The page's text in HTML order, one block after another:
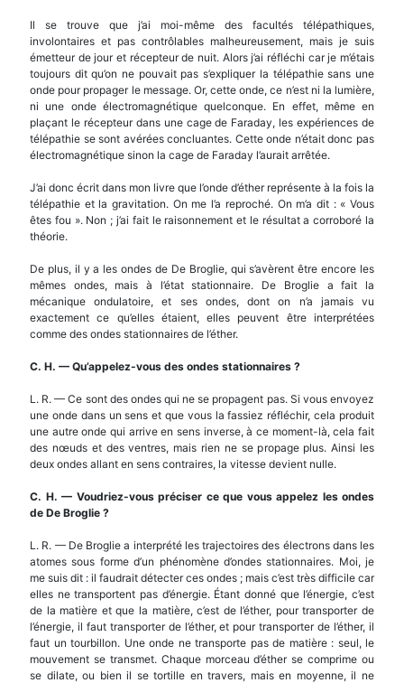
Il se trouve que j’ai moi-même des facultés télépathiques,
involontaires et pas contrôlables malheureusement, mais je suis
émetteur de jour et récepteur de nuit. Alors j’ai réfléchi car je m’étais
toujours dit qu’on ne pouvait pas s’expliquer la télépathie sans une
onde pour propager le message. Or, cette onde, ce n’est ni la lumière,
ni une onde électromagnétique quelconque. En effet, même en
plaçant le récepteur dans une cage de Faraday, les expériences de
télépathie se sont avérées concluantes. Cette onde n’était donc pas
électromagnétique sinon la cage de Faraday l’aurait arrêtée.
J’ai donc écrit dans mon livre que l’onde d’éther représente à la fois la
télépathie et la gravitation. On me l’a reproché. On m’a dit : « Vous
êtes fou ». Non ; j’ai fait le raisonnement et le résultat a corroboré la
théorie.
De plus, il y a les ondes de De Broglie, qui s’avèrent être encore les
mêmes ondes, mais à l’état stationnaire. De Broglie a fait la
mécanique ondulatoire, et ses ondes, dont on n’a jamais vu
exactement ce qu’elles étaient, elles peuvent être interprétées
comme des ondes stationnaires de l’éther.
C. H. — Qu’appelez-vous des ondes stationnaires ?
L. R. — Ce sont des ondes qui ne se propagent pas. Si vous envoyez
une onde dans un sens et que vous la fassiez réfléchir, cela produit
une autre onde qui arrive en sens inverse, à ce moment-là, cela fait
des nœuds et des ventres, mais rien ne se propage plus. Ainsi les
deux ondes allant en sens contraires, la vitesse devient nulle.
C. H. — Voudriez-vous préciser ce que vous appelez les ondes
de De Broglie ?
L. R. — De Broglie a interprété les trajectoires des électrons dans les
atomes sous forme d’un phénomène d’ondes stationnaires. Moi, je
me suis dit : il faudrait détecter ces ondes ; mais c’est très difficile car
elles ne transportent pas d’énergie. Étant donné que l’énergie, c’est
de la matière et que la matière, c’est de l’éther, pour transporter de
l’énergie, il faut transporter de l’éther, et pour transporter de l’éther, il
faut un tourbillon. Une onde ne transporte pas de matière : seul, le
mouvement se transmet. Chaque morceau d’éther se comprime ou
se dilate, ou bien il se tortille en travers, mais en moyenne, il ne